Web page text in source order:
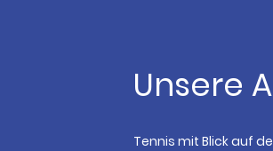
Unsere
Tennis mit Blick auf